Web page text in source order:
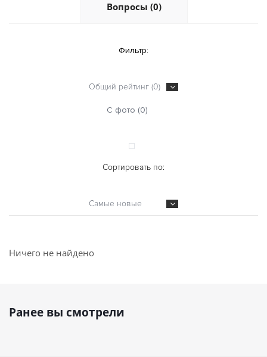
Вопросы (0)
Фильтр:
Общий рейтинг (0)
С фото (0)
Сортировать по:
Самые новые
Ничего не найдено
Ранее вы смотрели